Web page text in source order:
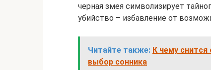
черная змея символизирует
убийство – избавление от
Читайте также: К чему снится
выбор сонника